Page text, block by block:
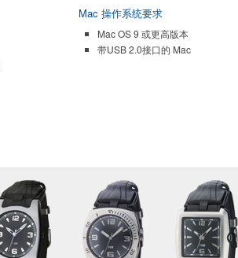
Mac 操作系统要求
Mac OS 9 或更高版本
带USB 2.0接口的 Mac